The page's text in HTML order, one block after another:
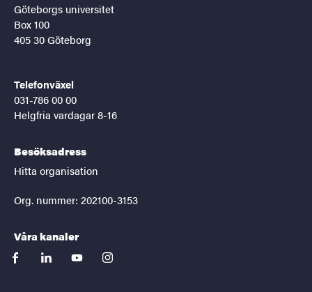
Göteborgs universitet
Box 100
405 30 Göteborg
Telefonväxel
031-786 00 00
Helgfria vardagar 8-16
Besöksadress
Hitta organisation
Org. nummer: 202100-3153
Våra kanaler
facebooklinkedinyoutubeinstagram